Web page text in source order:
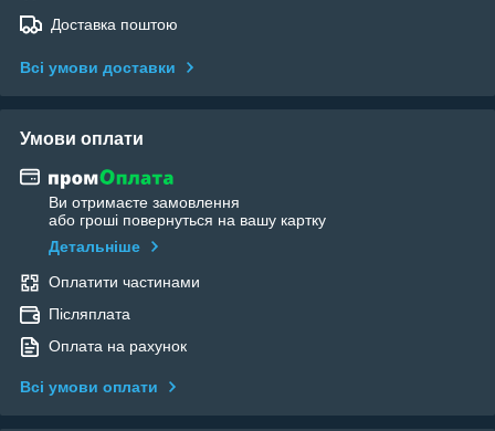
Доставка поштою
Всі умови доставки
Умови оплати
Ви отримаєте замовлення
або гроші повернуться на вашу картку
Детальніше
Оплатити частинами
Післяплата
Оплата на рахунок
Всі умови оплати